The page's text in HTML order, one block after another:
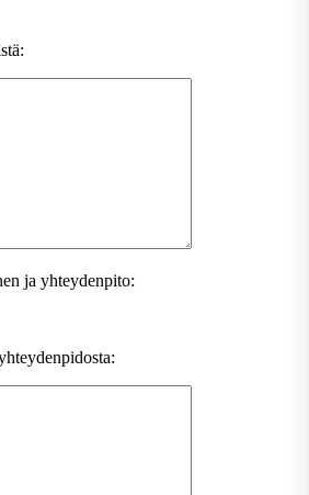
ja yhteydenpito: